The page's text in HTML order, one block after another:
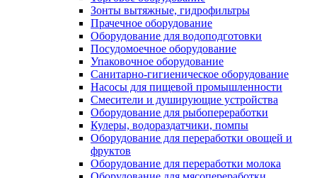
Зонты вытяжные, гидрофильтры
Прачечное оборудование
Оборудование для водоподготовки
Посудомоечное оборудование
Упаковочное оборудование
Санитарно-гигиеническое оборудование
Насосы для пищевой промышленности
Смесители и душирующие устройства
Оборудование для рыбопереработки
Кулеры, водораздатчики, помпы
Оборудование для переработки овощей и
фруктов
Оборудование для переработки молока